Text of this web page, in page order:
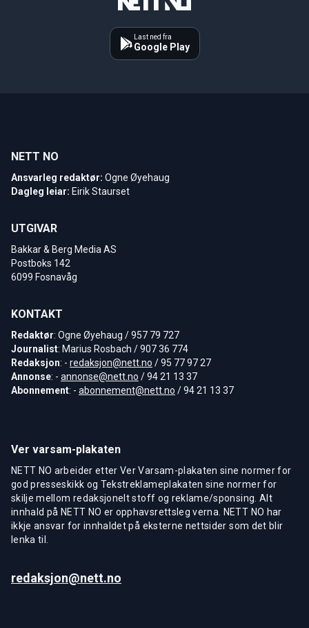
Last ned fra
Google Play
NETT NO
Ansvarleg redaktør: Ogne Øyehaug
Dagleg leiar: Eirik Staurset
UTGIVAR
Bakkar & Berg Media AS
Postboks 142
6099 Fosnavåg
KONTAKT
Redaktør: Ogne Øyehaug / 957 79 727
Journalist: Marius Rosbach / 907 36 774
Redaksjon: - redaksjon@nett.no / 95 77 97 27
Annonse: - annonse@nett.no / 94 21 13 37
Abonnement: - abonnement@nett.no / 94 21 13 37
Ver varsam-plakaten
NETT NO arbeider etter Ver Varsam-plakaten sine normer for
god presseskikk og Tekstreklameplakaten sine normer for
skilje mellom redaksjonelt stoff og reklame/sponsing. Alt
innhald på NETT NO er opphavsrettsleg verna. NETT NO har
ikkje ansvar for innhaldet på eksterne nettsider som det blir
lenka til.
redaksjon@nett.no